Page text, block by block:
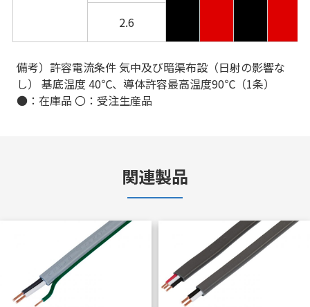
2.6
備考）許容電流条件 気中及び暗渠布設（日射の影響な
し） 基底温度 40℃、導体許容最高温度90℃（1条）
●：在庫品 〇：受注生産品
関連製品